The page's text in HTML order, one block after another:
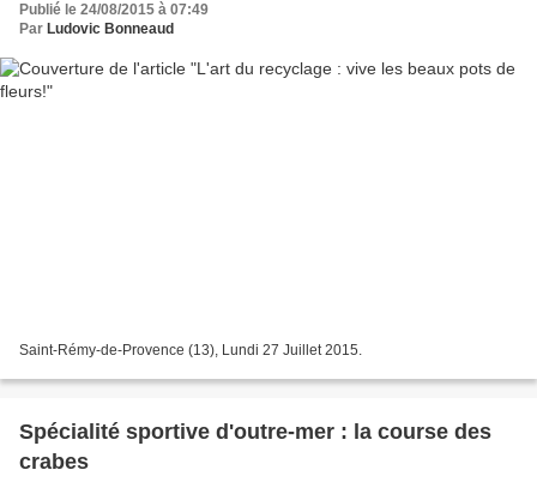
Publié le 24/08/2015 à 07:49
Par Ludovic Bonneaud
Saint-Rémy-de-Provence (13), Lundi 27 Juillet 2015.
Spécialité sportive d'outre-mer : la course des
crabes